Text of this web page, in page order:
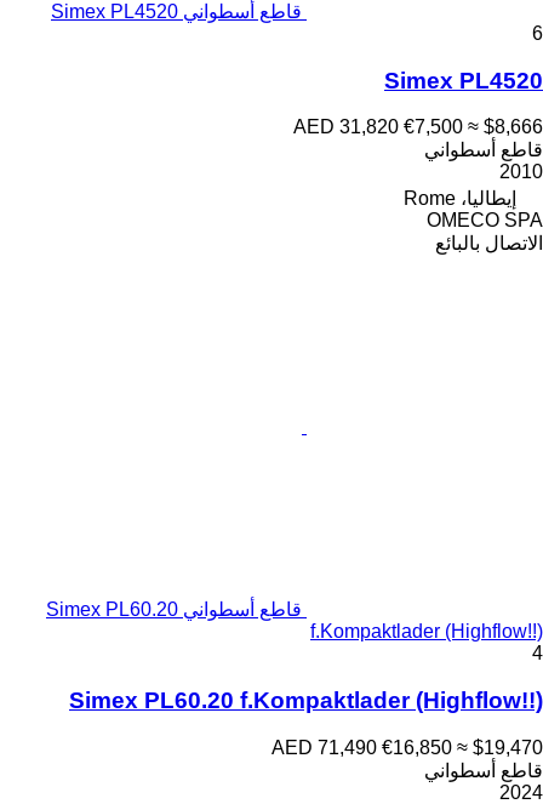
قاطع أسطواني Simex PL4520
6
Simex PL4520
AED 31,820 €7,500 ≈ $8,666
قاطع أسطواني
2010
إيطاليا، Rome
OMECO SPA
الاتصال بالبائع
قاطع أسطواني Simex PL60.20
f.Kompaktlader (Highflow!!)
4
Simex PL60.20 f.Kompaktlader (Highflow!!)
AED 71,490 €16,850 ≈ $19,470
قاطع أسطواني
2024